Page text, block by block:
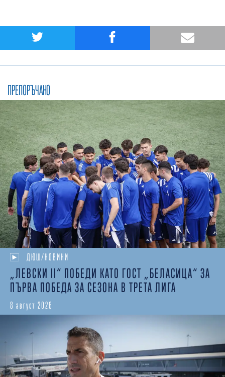
ПРЕПОРЪЧАНО
ДЮШ/НОВИНИ
„ЛЕВСКИ II“ ПОБЕДИ КАТО ГОСТ „БЕЛАСИЦА“ ЗА
ПЪРВА ПОБЕДА ЗА СЕЗОНА В ТРЕТА ЛИГА
8 август 2026